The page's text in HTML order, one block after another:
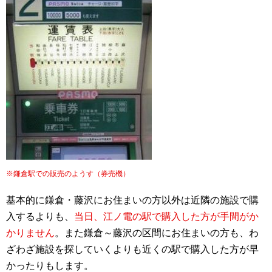
※鎌倉駅での販売のようす（券売機）
基本的に鎌倉・藤沢にお住まいの方以外は近隣の施設で購
入するよりも、 当日、江ノ電の駅で購入した方が手間がか
かりません。また鎌倉～藤沢の区間にお住まいの方も、わ
ざわざ施設を探していくよりも近くの駅で購入した方が早
かったりもします。